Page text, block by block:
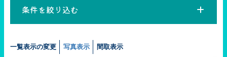
条件を絞り込む
一覧表示の変更 写真表示 間取表示